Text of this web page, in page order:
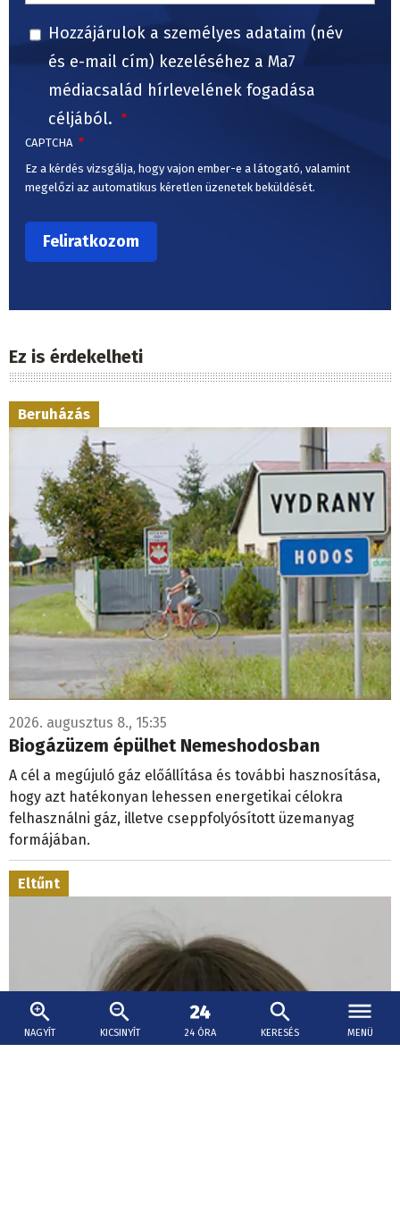
NAGYÍT KICSINYÍT 24 ÓRA KERESÉS MENÜ
Hozzájárulok a személyes adataim (név
és e-mail cím) kezeléséhez a Ma7
médiacsalád hírlevelének fogadása
céljából.
CAPTCHA
Ez a kérdés vizsgálja, hogy vajon ember-e a látogató, valamint
megelőzi az automatikus kéretlen üzenetek beküldését.
Ez is érdekelheti
Beruházás
2026. augusztus 8., 15:35
Biogázüzem épülhet Nemeshodosban
A cél a megújuló gáz előállítása és további hasznosítása,
hogy azt hatékonyan lehessen energetikai célokra
felhasználni gáz, illetve cseppfolyósított üzemanyag
formájában.
Eltűnt